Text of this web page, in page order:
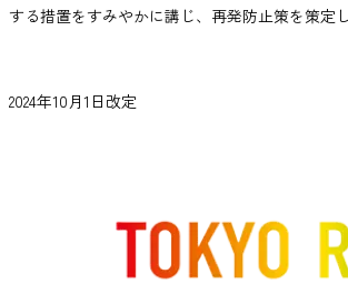
する措置をすみやかに講じ、再発防止策を策定
2024年10月1日改定